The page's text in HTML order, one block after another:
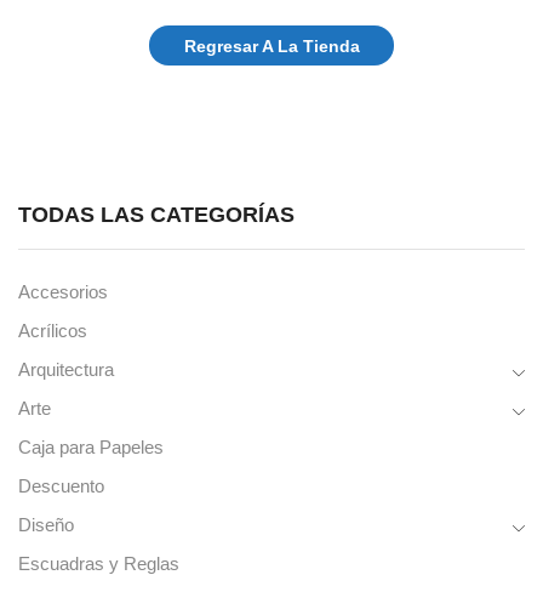
Regresar A La Tienda
TODAS LAS CATEGORÍAS
Accesorios
Acrílicos
Arquitectura
Arte
Caja para Papeles
Descuento
Diseño
Escuadras y Reglas